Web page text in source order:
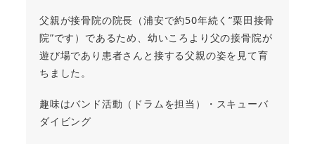
父親が接骨院の院長（浦安で約50年続く”栗田接骨
院”です）であるため、幼いころより父の接骨院が
遊び場であり患者さんと接する父親の姿を見て育
ちました。
趣味はバンド活動（ドラムを担当）・スキューバ
ダイビング